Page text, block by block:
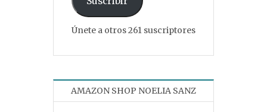
Únete a otros 261 suscriptores
AMAZON SHOP NOELIA SANZ